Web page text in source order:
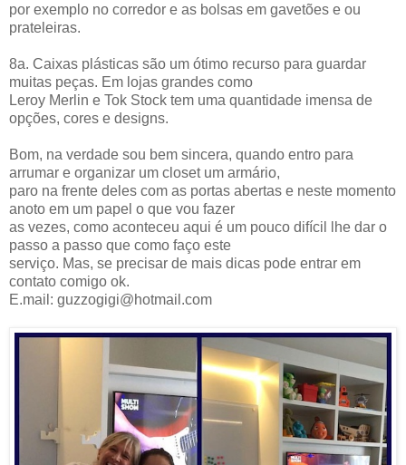
por exemplo no corredor e as bolsas em gavetões e ou
prateleiras.
8a. Caixas plásticas são um ótimo recurso para guardar
muitas peças. Em lojas grandes como
Leroy Merlin e Tok Stock tem uma quantidade imensa de
opções, cores e designs.
Bom, na verdade sou bem sincera, quando entro para
arrumar e organizar um closet um armário,
paro na frente deles com as portas abertas e neste momento
anoto em um papel o que vou fazer
as vezes, como aconteceu aqui é um pouco difícil lhe dar o
passo a passo que como faço este
serviço. Mas, se precisar de mais dicas pode entrar em
contato comigo ok.
E.mail: guzzogigi@hotmail.com